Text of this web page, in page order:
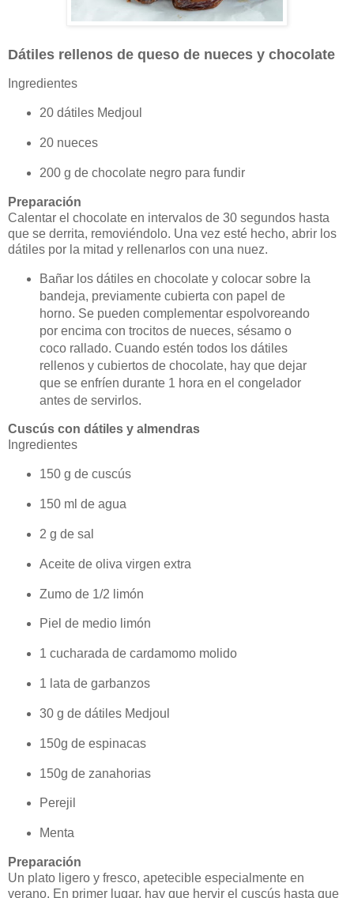
Dátiles rellenos de queso de nueces y chocolate
Ingredientes
20 dátiles Medjoul
20 nueces
200 g de chocolate negro para fundir
Preparación
Calentar el chocolate en intervalos de 30 segundos hasta
que se derrita, removiéndolo. Una vez esté hecho, abrir los
dátiles por la mitad y rellenarlos con una nuez.
Bañar los dátiles en chocolate y colocar sobre la
bandeja, previamente cubierta con papel de
horno. Se pueden complementar espolvoreando
por encima con trocitos de nueces, sésamo o
coco rallado. Cuando estén todos los dátiles
rellenos y cubiertos de chocolate, hay que dejar
que se enfríen durante 1 hora en el congelador
antes de servirlos.
Cuscús con dátiles y almendras
Ingredientes
150 g de cuscús
150 ml de agua
2 g de sal
Aceite de oliva virgen extra
Zumo de 1/2 limón
Piel de medio limón
1 cucharada de cardamomo molido
1 lata de garbanzos
30 g de dátiles Medjoul
150g de espinacas
150g de zanahorias
Perejil
Menta
Preparación
Un plato ligero y fresco, apetecible especialmente en
verano. En primer lugar, hay que hervir el cuscús hasta que